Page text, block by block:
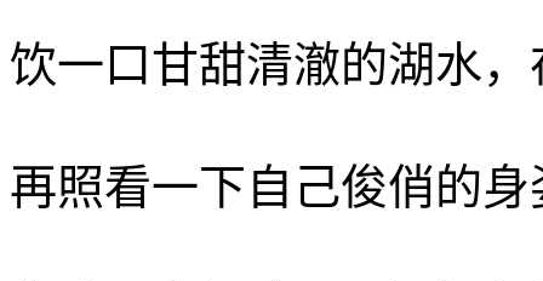
饮一口甘甜清澈的湖水
再照看一下自己俊俏的身